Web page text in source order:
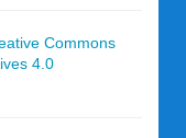
Commons
4.0